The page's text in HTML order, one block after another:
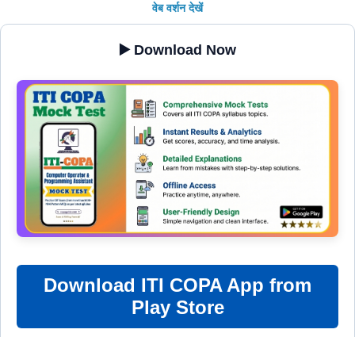
वेब वर्शन देखें
▶️ Download Now
Download ITI COPA App from
Play Store